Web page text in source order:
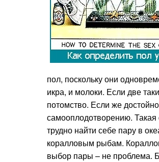
пол, поскольку они
икра, и молоки. Если две
потомство. Если же
самооплодотворению.
трудно найти себе пару в
коралловым рыбам.
выбор пары – не проблема.